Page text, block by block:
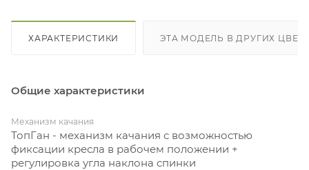
ХАРАКТЕРИСТИКИ ЭТА МОДЕЛЬ В ДРУГИХ
Общие характеристики
Механизм качания
ТопГан - механизм качания с возможностью
фиксации кресла в рабочем положении +
регулировка угла наклона спинки